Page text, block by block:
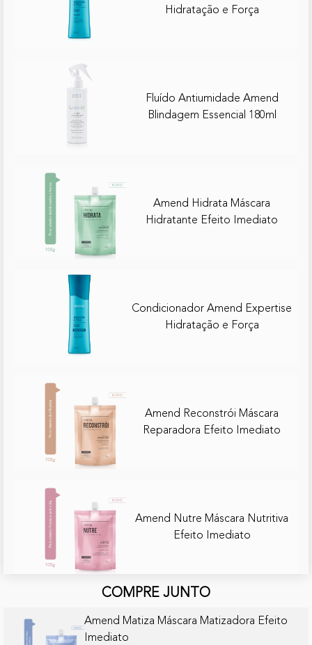
Hidratação e Força
Fluído Antiumidade Amend
Blindagem Essencial 180ml
Amend Hidrata Máscara
Hidratante Efeito Imediato
Condicionador Amend Expertise
Hidratação e Força
Amend Reconstrói Máscara
Reparadora Efeito Imediato
Amend Nutre Máscara Nutritiva
Efeito Imediato
COMPRE JUNTO
Amend Matiza Máscara Matizadora Efeito
Imediato